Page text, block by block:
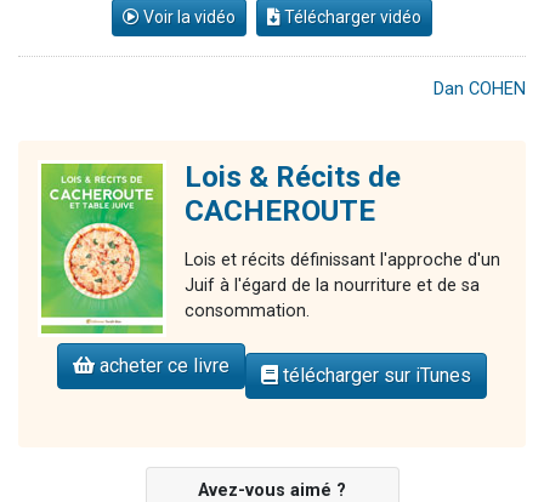
Voir la vidéo Télécharger vidéo
Dan COHEN
Lois & Récits de
CACHEROUTE
Lois et récits définissant l'approche d'un
Juif à l'égard de la nourriture et de sa
consommation.
acheter ce livre télécharger sur iTunes
Avez-vous aimé ?